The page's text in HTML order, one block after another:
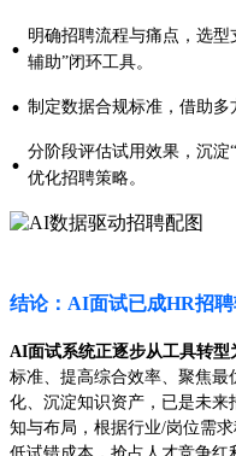
· 明确招聘流程与痛点，选
辅助”闭环工具。
· 制定数据合规标准，借助多
· 分阶段评估试用效果，沉淀
优化招聘策略。
结论：AI面试已成HR招
AI面试系统正逐步从工具转型
标准、提高综合效率、聚焦最
化、沉淀知识资产，已是未来
知与布局，根据行业/岗位需